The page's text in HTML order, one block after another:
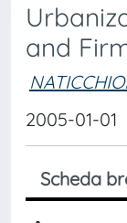
and
2005-01-01
Scheda